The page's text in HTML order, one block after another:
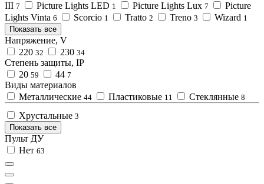
III 7 Picture Lights LED 1 Picture Lights Lux 7
Picture
Lights Vinta 6 Scorcio 1 Tratto 2 Treno 3 Wizard 1
Показать все
Напряжение, V
220 32 230 34
Степень защиты, IP
20 59 44 7
Виды материалов
Металлические 44 Пластиковые 11 Стеклянные 8
Хрустальные 3
Показать все
Пульт ДУ
Нет 63